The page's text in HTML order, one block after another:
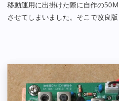
移動運用に出掛けた際に自作の
させてしまいました。そこで改良版